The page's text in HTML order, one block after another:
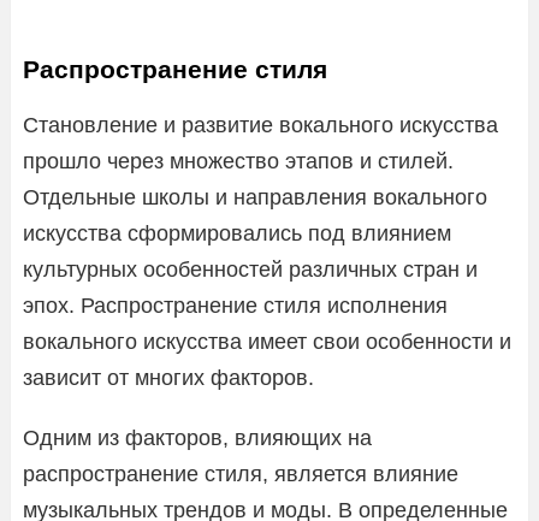
Распространение стиля
Становление и развитие вокального искусства
прошло через множество этапов и стилей.
Отдельные школы и направления вокального
искусства сформировались под влиянием
культурных особенностей различных стран и
эпох. Распространение стиля исполнения
вокального искусства имеет свои особенности и
зависит от многих факторов.
Одним из факторов, влияющих на
распространение стиля, является влияние
музыкальных трендов и моды. В определенные